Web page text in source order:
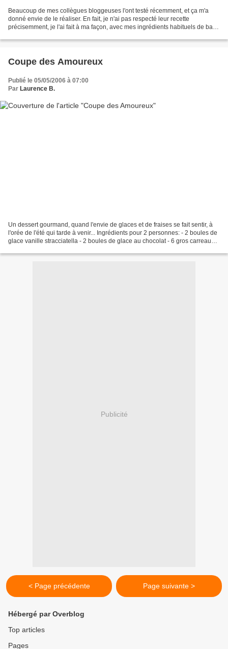
Beaucoup de mes collègues bloggeuses l'ont testé récemment, et ça m'a
donné envie de le réaliser. En fait, je n'ai pas respecté leur recette
précisemment, je l'ai fait à ma façon, avec mes ingrédients habituels de base
Coupe des Amoureux
Publié le 05/05/2006 à 07:00
Par Laurence B.
Un dessert gourmand, quand l'envie de glaces et de fraises se fait sentir, à
l'orée de l'été qui tarde à venir... Ingrédients pour 2 personnes: - 2 boules de
glace vanille stracciatella - 2 boules de glace au chocolat - 6 gros carreaux
Publicité
< Page précédente Page suivante >
Hébergé par Overblog
Top articles
Pages